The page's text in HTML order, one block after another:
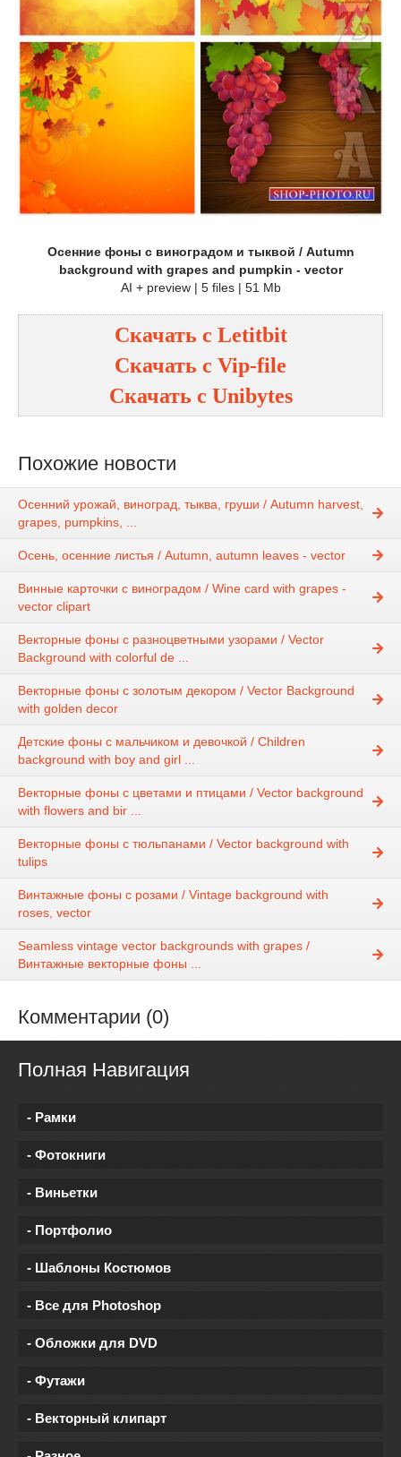
Осенние фоны с виноградом и тыквой / Autumn
background with grapes and pumpkin - vector
AI + preview | 5 files | 51 Mb
Скачать с Letitbit
Скачать с Vip-file
Скачать с Unibytes
Похожие новости
Осенний урожай, виноград, тыква, груши / Autumn harvest,
grapes, pumpkins, ...
Осень, осенние листья / Autumn, autumn leaves - vector
Винные карточки с виноградом / Wine card with grapes -
vector clipart
Векторные фоны с разноцветными узорами / Vector
Background with colorful de ...
Векторные фоны с золотым декором / Vector Background
with golden decor
Детские фоны с мальчиком и девочкой / Children
background with boy and girl ...
Векторные фоны с цветами и птицами / Vector background
with flowers and bir ...
Векторные фоны с тюльпанами / Vector background with
tulips
Винтажные фоны с розами / Vintage background with
roses, vector
Seamless vintage vector backgrounds with grapes /
Винтажные векторные фоны ...
Комментарии (0)
Полная Навигация
- Рамки
- Фотокниги
- Виньетки
- Портфолио
- Шаблоны Костюмов
- Все для Photoshop
- Обложки для DVD
- Футажи
- Векторный клипарт